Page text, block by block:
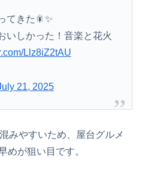
てきた🎇✨
いしかった！音楽と花火
Llz8iZ2tAU
21, 2025
みやすいため、屋台グルメ
めが狙い目です。